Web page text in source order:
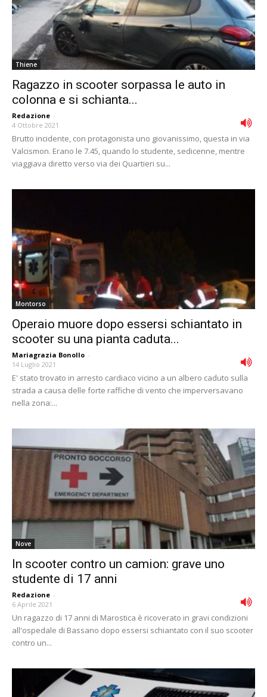
Thiene
Ragazzo in scooter sorpassa le auto in
colonna e si schianta...
Redazione -
4 Ottobre 2021
Brutto incidente, con protagonista uno giovanissimo, questa in via
Valcismon. Erano le 7.45, quando lo studente, sedicenne, mentre
viaggiava diretto verso via dei Quartieri su...
Montorso
Operaio muore dopo essersi schiantato in
scooter su una pianta caduta...
Mariagrazia Bonollo -
14 Luglio 2021
E' stato trovato in arresto cardiaco vicino a un albero caduto sulla
strada a causa delle forte raffiche di vento che imperversavano
nella zona:...
Nove
In scooter contro un camion: grave uno
studente di 17 anni
Redazione -
6 Aprile 2021
Un ragazzo di 17 anni di Marostica è ricoverato in gravi condizioni
all'ospedale di Bassano dopo essersi schiantato con il suo scooter
contro un...